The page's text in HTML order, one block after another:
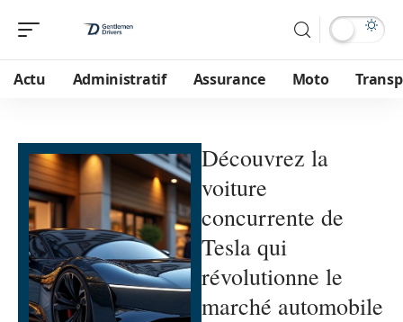
Actu Administratif Assurance Moto
Découvrez la
voiture
concurrente de
Tesla qui
révolutionne le
marché automobile